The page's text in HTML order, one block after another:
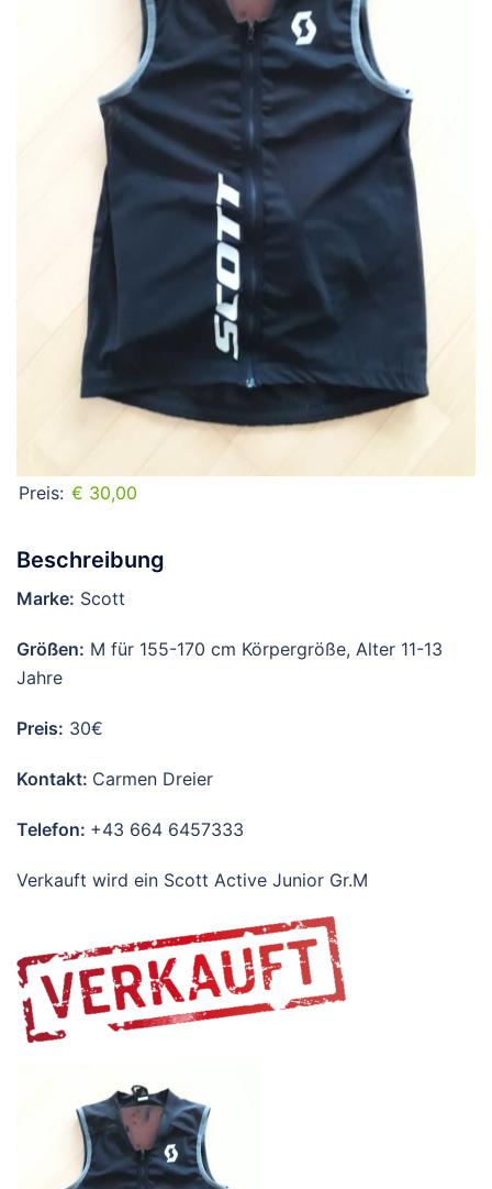
Preis: € 30,00
Beschreibung
Marke: Scott
Größen: M für 155-170 cm Körpergröße, Alter 11-13
Jahre
Preis: 30€
Kontakt: Carmen Dreier
Telefon: +43 664 6457333
Verkauft wird ein Scott Active Junior Gr.M